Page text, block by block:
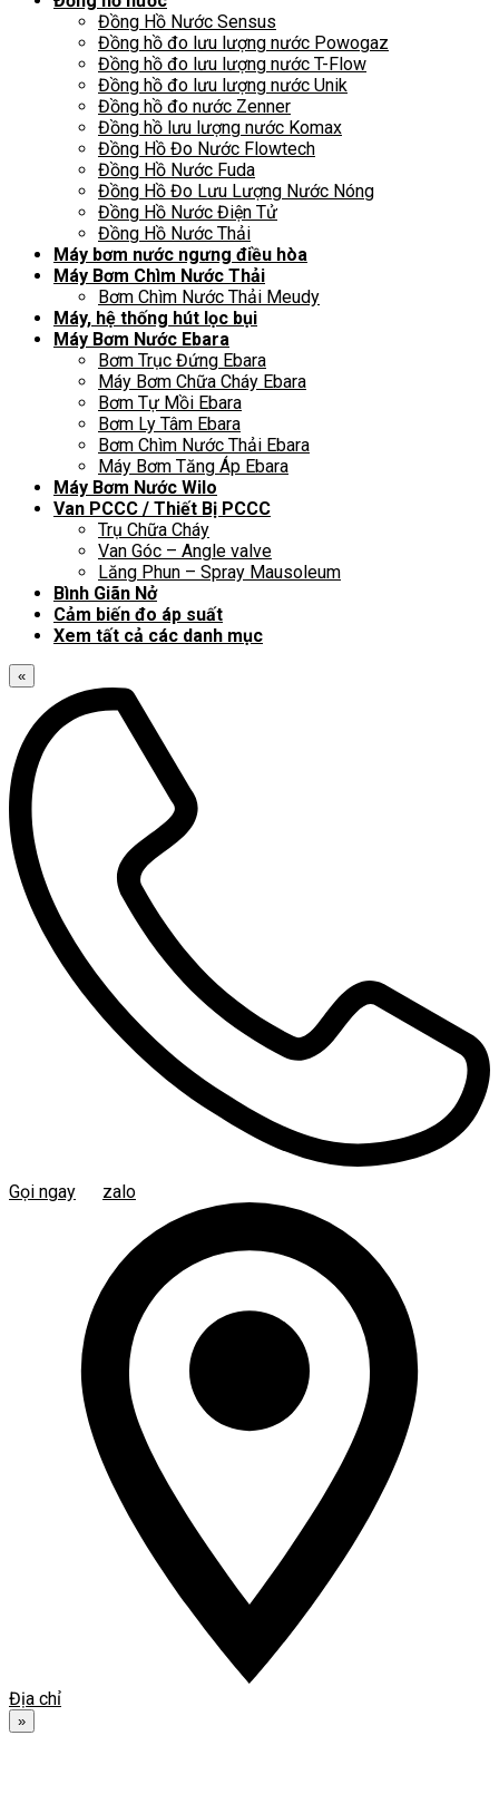
Đồng Hồ Nước Sensus
Đồng hồ đo lưu lượng nước Powogaz
Đồng hồ đo lưu lượng nước T-Flow
Đồng hồ đo lưu lượng nước Unik
Đồng hồ đo nước Zenner
Đồng hồ lưu lượng nước Komax
Đồng Hồ Đo Nước Flowtech
Đồng Hồ Nước Fuda
Đồng Hồ Đo Lưu Lượng Nước Nóng
Đồng Hồ Nước Điện Tử
Đồng Hồ Nước Thải
Máy bơm nước ngưng điều hòa
Máy Bơm Chìm Nước Thải
Bơm Chìm Nước Thải Meudy
Máy, hệ thống hút lọc bụi
Máy Bơm Nước Ebara
Bơm Trục Đứng Ebara
Máy Bơm Chữa Cháy Ebara
Bơm Tự Mồi Ebara
Bơm Ly Tâm Ebara
Bơm Chìm Nước Thải Ebara
Máy Bơm Tăng Áp Ebara
Máy Bơm Nước Wilo
Van PCCC / Thiết Bị PCCC
Trụ Chữa Cháy
Van Góc – Angle valve
Lăng Phun – Spray Mausoleum
Bình Giãn Nở
Cảm biến đo áp suất
Xem tất cả các danh mục
«
Gọi ngay zalo
Địa chỉ
»